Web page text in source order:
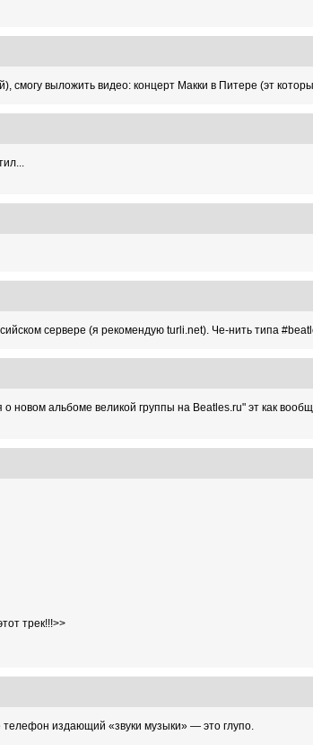
смогу выложить видео: концерт Макки в Питере (эт
сервере (я рекомендую turli.net). Че-нить типа
новом альбоме великой группы на Beatles.ru" эт как
трек!!!>>
издающий «звуки музыки» — это глупо.